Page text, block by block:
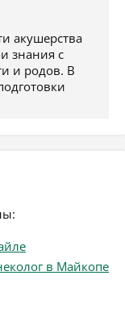
акушерства
знания с
и родов. В
в Майкопе